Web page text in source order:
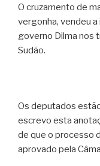
O cruzamento de
vergonha, vendeu a
governo Dilma nos
Sudão.
Os deputados
escrevo esta
de que o processo
aprovado pela